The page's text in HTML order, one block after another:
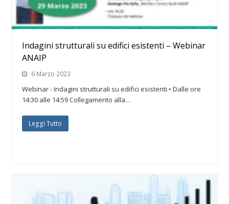
Indagini strutturali su edifici esistenti – Webinar
ANAIP
6 Marzo 2023
Webinar - Indagini strutturali su edifici esistenti • Dalle ore
14:30 alle 14:59 Collegamento alla…
Leggi Tutto